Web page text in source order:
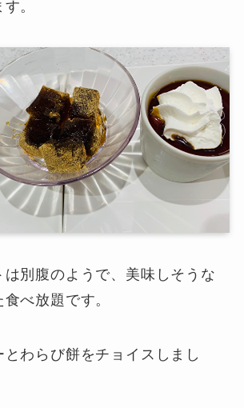
。
別腹のようで、美味しそうな
べ放題です。
とわらび餅をチョイスしまし